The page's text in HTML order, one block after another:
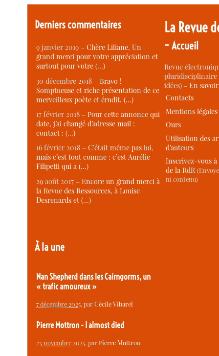
Derniers commentaires
9 janvier 2019 –Chère Liliane, Un
grand merci pour votre appréciation et
surtout pour votre (…)
30 décembre 2018 –Bravo !
Somptueuse et riche présentation de ce
merveilleux poète et érudit. (…)
17 février 2018 –Pour cette annonce qui
date, j’ai changé d’adresse mail :
contact : (…)
16 février 2018 –C’était même pas lui,
mais c’est tout comme : c’est Aurélie
Filipetti qui a (…)
29 août 2017 –Encore un grand merci à
la Revue des Ressources, à Louise
Desrenards et (…)
À la une
Nan Shepherd dans les Cairngorms, un
« trafic amoureux »
7 décembre 2025, parCécile Vibarel
Pierre Mottron - I almost died
23 novembre 2025, parPierre Mottron
La Revue
-Accueil
Revue
idées) -En
Contacts
Mentions légales
Ours
Utilisation des
d’auteurs
Inscrivez-vous
de la RdR
ni contenu)